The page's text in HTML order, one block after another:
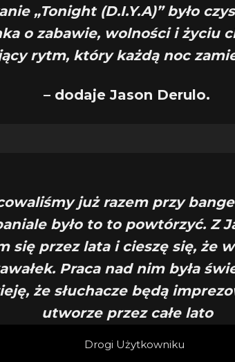
Drogi Użytkowniku
„Tonight (D.I.Y.A)” było
o zabawie, wolności i życiu
rytm, który każdą noc
– dodaje Jason Derulo.
już razem przy
było to to powtórzyć. Z
się przez lata i cieszę się, że
Praca nad nim była
że słuchacze będą
utworze przez całe lato
– uzupełnia Joel Corry.